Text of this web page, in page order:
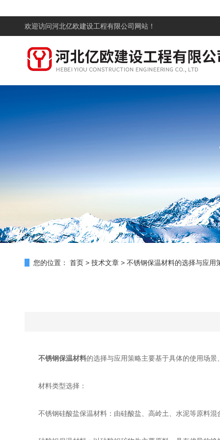
欢迎访问河北亿欧建设工程有限公司网站！
您的位置： 首页 > 技术文章 > 不锈钢保温材料的选择与应用
不锈钢保温材料的选择与应用策略主要基于具体的使用场
材料类型选择：
不锈钢硅酸盐保温材料：由硅酸盐、高岭土、水泥等原料混